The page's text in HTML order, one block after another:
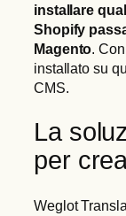
installare
Shopify
Magento.
installato su
CMS.
La
per
Weglot